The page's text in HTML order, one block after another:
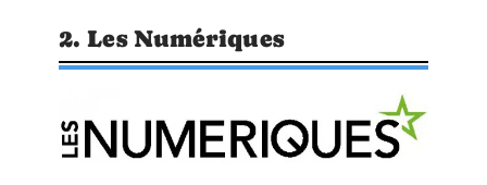
2. Les Numériques